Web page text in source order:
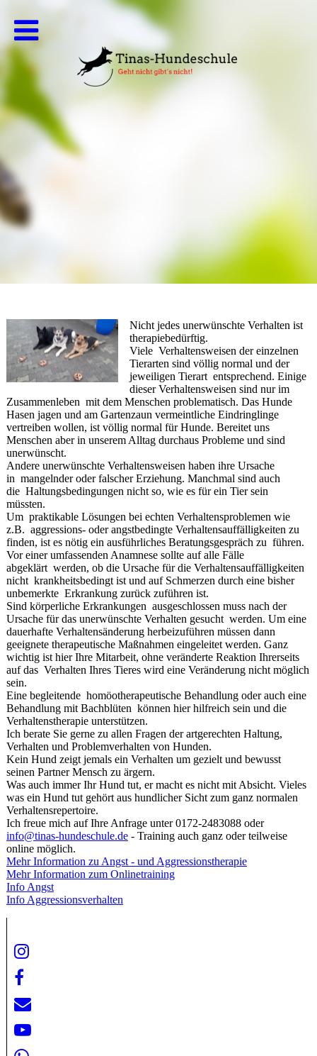
Nicht jedes unerwünschte Verhalten ist
therapiebedürftig.
Viele Verhaltensweisen der einzelnen
Tierarten sind völlig normal und der
jeweiligen Tierart entsprechend. Einige
dieser Verhaltensweisen sind nur im
Zusammenleben mit dem Menschen problematisch. Das Hunde
Hasen jagen und am Gartenzaun vermeintliche Eindringlinge
vertreiben wollen, ist völlig normal für Hunde. Bereitet uns
Menschen aber in unserem Alltag durchaus Probleme und sind
unerwünscht.
Andere unerwünschte Verhaltensweisen haben ihre Ursache
in mangelnder oder falscher Erziehung. Manchmal sind auch
die Haltungsbedingungen nicht so, wie es für ein Tier sein
müssten.
Um praktikable Lösungen bei echten Verhaltensproblemen wie
z.B. aggressions- oder angstbedingte Verhaltensauffälligkeiten zu
finden, ist es nötig ein ausführliches Beratungsgespräch zu führen.
Vor einer umfassenden Anamnese sollte auf alle Fälle
abgeklärt werden, ob die Ursache für die Verhaltensauffälligkeiten
nicht krankheitsbedingt ist und auf Schmerzen durch eine bisher
unbemerkte Erkrankung zurück zuführen ist.
Sind körperliche Erkrankungen ausgeschlossen muss nach der
Ursache für das unerwünschte Verhalten gesucht werden. Um eine
dauerhafte Verhaltensänderung herbeizuführen müssen dann
geeignete therapeutische Maßnahmen eingeleitet werden. Ganz
wichtig ist hier Ihre Mitarbeit, ohne veränderte Reaktion Ihrerseits
auf das Verhalten Ihres Tieres wird eine Veränderung nicht möglich
sein.
Eine begleitende homöotherapeutische Behandlung oder auch eine
Behandlung mit Bachblüten können hier hilfreich sein und die
Verhaltenstherapie unterstützen.
Ich berate Sie gerne zu allen Fragen der artgerechten Haltung,
Verhalten und Problemverhalten von Hunden.
Kein Hund zeigt jemals ein Verhalten um gezielt und bewusst
seinen Partner Mensch zu ärgern.
Was auch immer Ihr Hund tut, er macht es nicht mit Absicht. Vieles
was ein Hund tut gehört aus hundlicher Sicht zum ganz normalen
Verhaltensrepertoire.
Ich freue mich auf Ihre Anfrage unter 0172-2483088 oder
info@tinas-hundeschule.de- Training auch ganz oder teilweise
online möglich.
Mehr Information zu Angst - und Aggressionstherapie
Mehr Information zum Onlinetraining
Info Angst
Info Aggressionsverhalten